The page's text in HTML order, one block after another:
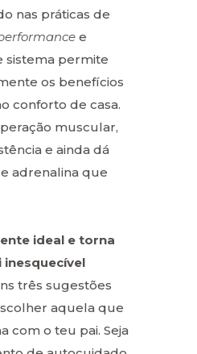
nas práticas de
e
sistema permite
os benefícios
conforto de casa.
muscular,
e ainda dá
adrenalina que
ideal e torna
inesquecível
três sugestões
aquela que
com o teu pai. Seja